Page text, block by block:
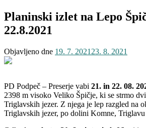
Planinski izlet na Lepo
22.8.2021
Objavljeno dne 19. 7. 2021 23. 8. 2021
PD Podpeč – Preserje vabi 21. in 22. 08.
2398 m visoko Veliko Špičje, ki se strmo
Triglavskih jezer. Z njega je lep razgled na
Triglavskih jezer, po dolini Komne,